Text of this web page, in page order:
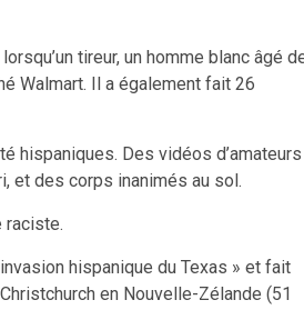
tireur, un homme blanc âgé
Walmart. Il a également fait 26
hispaniques. Des vidéos d’amateurs
et des corps inanimés au sol.
raciste.
hispanique du Texas » et fait
en Nouvelle-Zélande (51